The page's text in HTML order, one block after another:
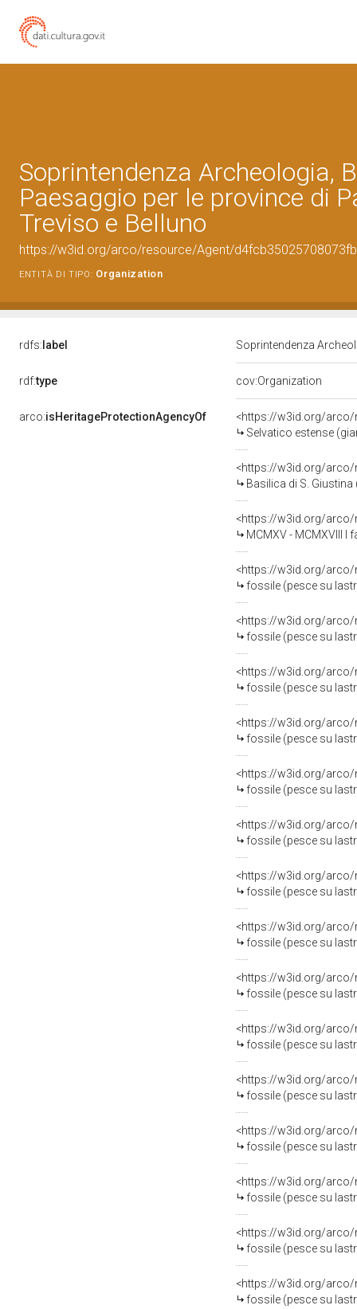
Soprintendenza Archeologia,
Paesaggio per le province di
Treviso e Belluno
https://w3id.org/arco/resource/Agent/
ENTITÀ DI TIPO: Organization
rdfs: label Soprintendenza
rdf:type cov:Organization
arco:isHeritageProtectionAgencyOf
<https://w3id.org/arco/
Selvatico estense
<https://w3id.org/arco/
Basilica di S.
<https://w3id.org/
MCMXV - MCMXVIII I
<https://w3id.org/arco/
fossile (pesce su
<https://w3id.org/arco/
fossile (pesce su
<https://w3id.org/arco/
fossile (pesce su
<https://w3id.org/arco/
fossile (pesce su
<https://w3id.org/arco/
fossile (pesce su
<https://w3id.org/arco/
fossile (pesce su
<https://w3id.org/arco/
fossile (pesce su
<https://w3id.org/arco/
fossile (pesce su
<https://w3id.org/arco/
fossile (pesce su
<https://w3id.org/arco/
fossile (pesce su
<https://w3id.org/arco/
fossile (pesce su
<https://w3id.org/arco/
fossile (pesce su
<https://w3id.org/arco/
fossile (pesce su
<https://w3id.org/arco/
fossile (pesce su
<https://w3id.org/arco/
fossile (pesce su